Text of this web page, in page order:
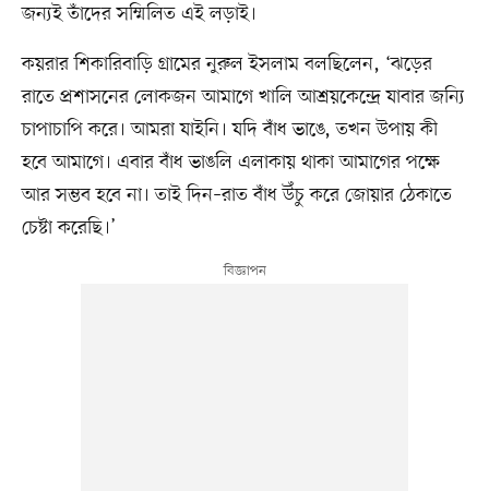
জন্যই তাঁদের সম্মিলিত এই লড়াই।
কয়রার শিকারিবাড়ি গ্রামের নুরুল ইসলাম বলছিলেন, ‘ঝড়ের
রাতে প্রশাসনের লোকজন আমাগে খালি আশ্রয়কেন্দ্রে যাবার জন্যি
চাপাচাপি করে। আমরা যাইনি। যদি বাঁধ ভাঙে, তখন উপায় কী
হবে আমাগে। এবার বাঁধ ভাঙলি এলাকায় থাকা আমাগের পক্ষে
আর সম্ভব হবে না। তাই দিন–রাত বাঁধ উঁচু করে জোয়ার ঠেকাতে
চেষ্টা করেছি।’